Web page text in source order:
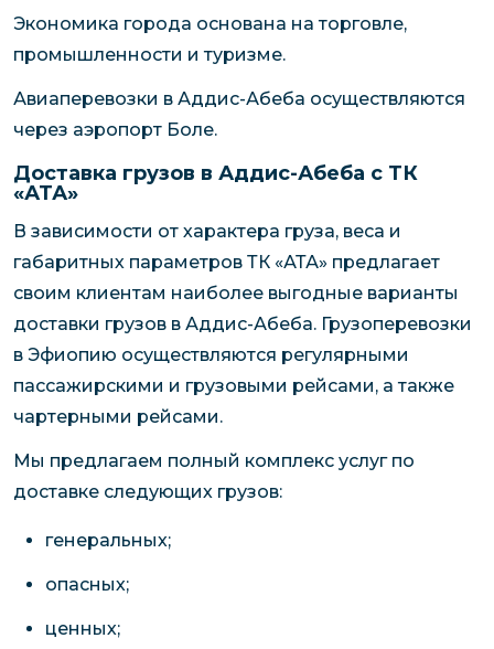
Экономика города основана на торговле,
промышленности и туризме.
Авиаперевозки в Аддис-Абеба осуществляются
через аэропорт Боле.
Доставка грузов в Аддис-Абеба с ТК
«АТА»
В зависимости от характера груза, веса и
габаритных параметров ТК «АТА» предлагает
своим клиентам наиболее выгодные варианты
доставки грузов в Аддис-Абеба. Грузоперевозки
в Эфиопию осуществляются регулярными
пассажирскими и грузовыми рейсами, а также
чартерными рейсами.
Мы предлагаем полный комплекс услуг по
доставке следующих грузов:
генеральных;
опасных;
ценных;